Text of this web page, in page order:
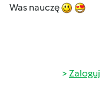
Was nauczę
Zaloguj